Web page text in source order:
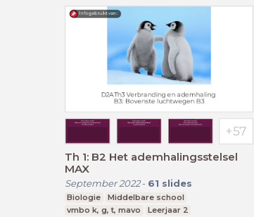
Th 1: B2 Het ademhalingsstelsel
MAX
September 2022- 61 slides
Biologie
Middelbare school
vmbo k, g, t, mavo
Leerjaar 2